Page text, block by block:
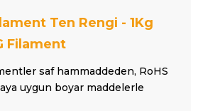
Ten Rengi - 1Kg
Filament
saf hammaddeden, RoHS
uygun boyar maddelerle